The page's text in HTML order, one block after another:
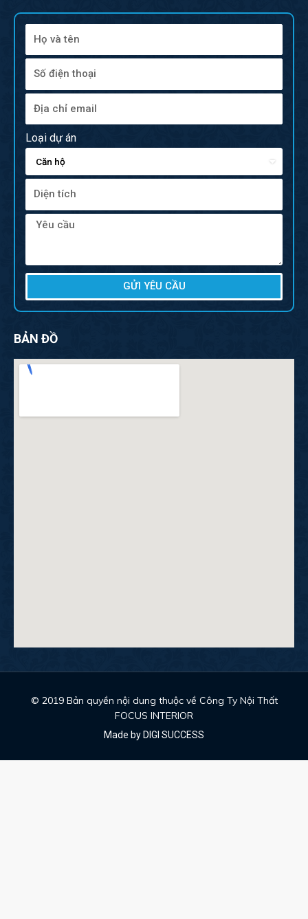
Loại dự án
GỬI YÊU CẦU
BẢN ĐỒ
© 2019 Bản quyền nội dung thuộc về Công Ty Nội Thất
FOCUS INTERIOR
Made by DIGI SUCCESS